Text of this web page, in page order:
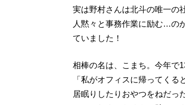
実は野村さんは北斗の唯一の
人黙々と事務作業に励む…の
ていました！
相棒の名は、こまち。今年で
「私がオフィスに帰ってく
居眠りしたりおやつをねだっ